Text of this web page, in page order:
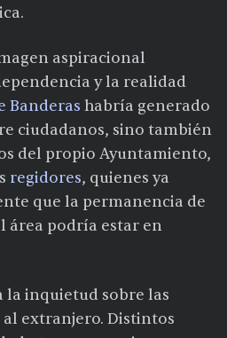
aspiracional
y la realidad
Banderas habría generado
ciudadanos, sino también
del propio Ayuntamiento,
regidores, quienes ya
que la permanencia de
podría estar en
la inquietud sobre las
extranjero. Distintos